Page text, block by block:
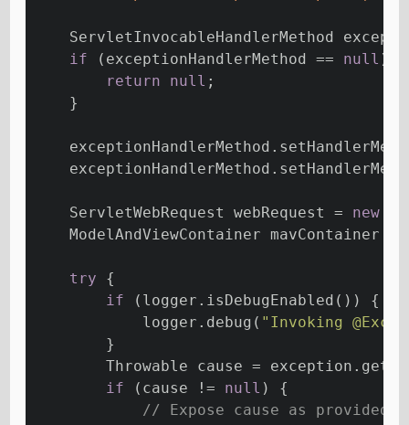
ServletInvocableHandlerMethod
if (exceptionHandlerMethod == null ) {
return
null ;
    }
    ServletWebRequest webRequest =
new
    ModelAndViewContainer mavContainer =
try {
if (logger.isDebugEnabled()) {
            logger.debug(
"Invoking
        }
Throwable cause =
if (cause != null ) {
// Expose cause as provided